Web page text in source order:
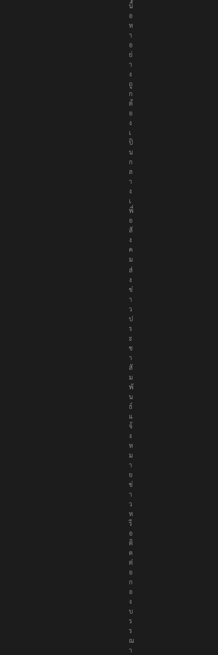
อ
เ
นื้
อ
ห
า
อ
ย่
า
ง
ถู
ก
ต้
อ
ง
เ
ป็
น
ก
ล
า
ง
เ
พื่
อ
สั
ง
ค
ม
ส่
ง
ข่
า
ว
ป
ร
ะ
ช
า
สั
ม
พั
น
ธ์
แ
จ้
ง
ห
ม
า
ย
ข่
า
ว
ห
รื
อ
ติ
ด
ต่
อ
ก
อ
ง
บ
ร
ร